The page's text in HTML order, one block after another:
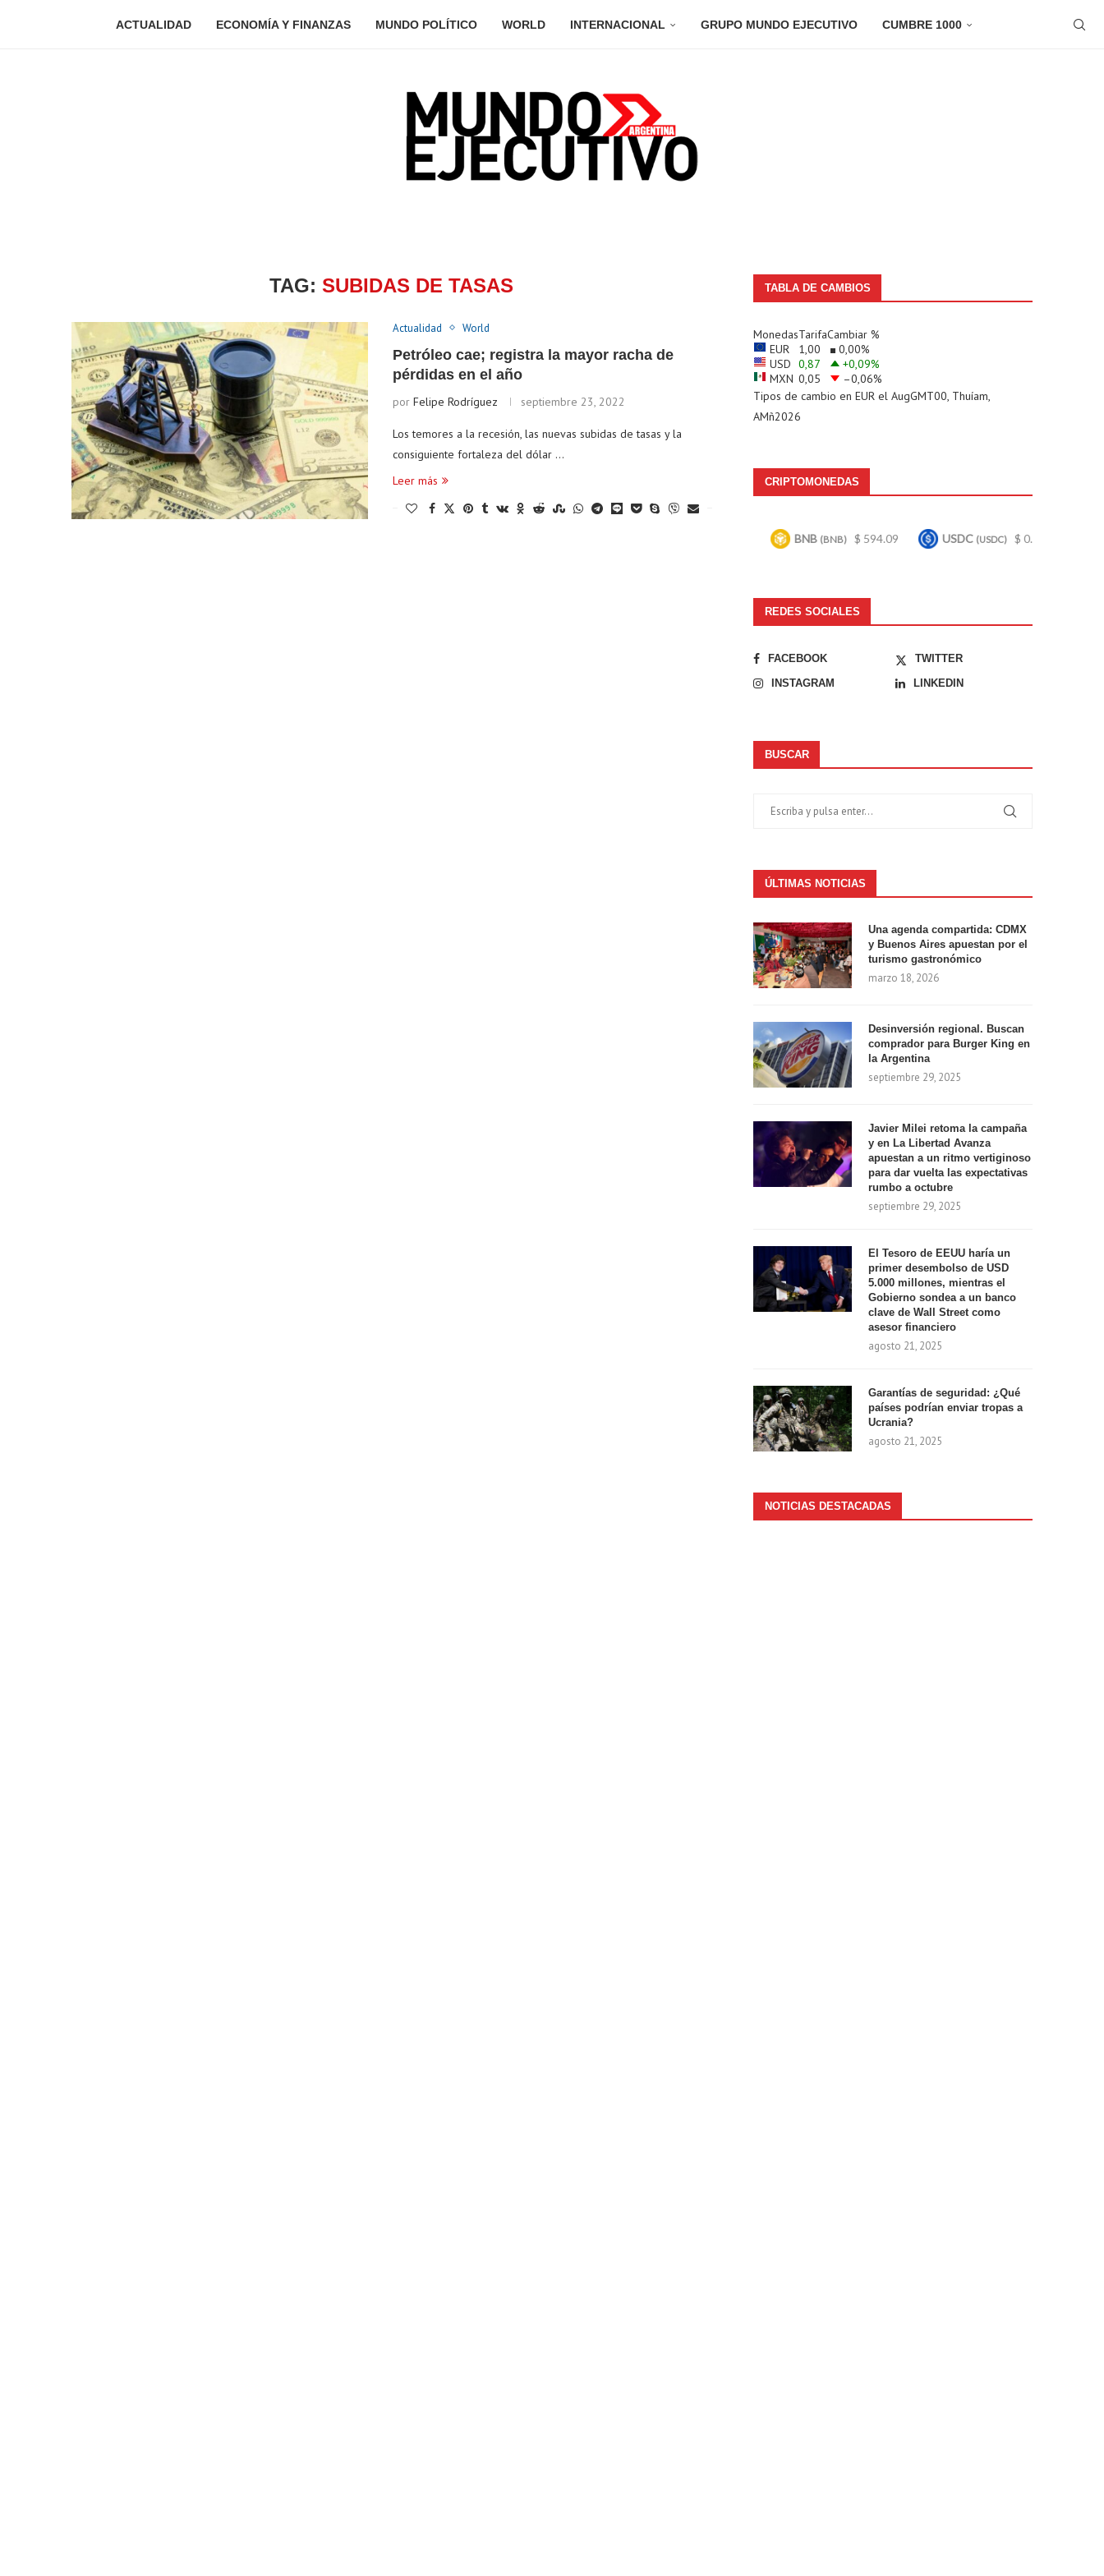
ACTUALIDAD ECONOMÍA Y FINANZAS MUNDO POLÍTICO WORLD INTERNACIONAL GRUPO MUNDO EJECUTIVO CUMBRE 1000
TAG:SUBIDAS DE TASAS
Actualidad World
Petróleo cae; registra la mayor racha de
pérdidas en el año
por Felipe Rodríguez septiembre 23, 2022
Los temores a la recesión, las nuevas subidas de tasas y la
consiguiente fortaleza del dólar …
Leer más
TABLA DE CAMBIOS
MonedasTarifaCambiar %
EUR
1,00 0,00%
USD 0,87 +0,09%
MXN 0,05 –0,06%
Tipos de cambio en EUR el AugGMT00, Thuíam,
AMñ2026
CRIPTOMONEDAS
(BNB) $ 594.09 USDC (USDC) $ 0.999431
REDES SOCIALES
FACEBOOK
TWITTER
INSTAGRAM
LINKEDIN
BUSCAR
ÚLTIMAS NOTICIAS
Una agenda compartida: CDMX
y Buenos Aires apuestan por el
turismo gastronómico
marzo 18, 2026
Desinversión regional. Buscan
comprador para Burger King en
la Argentina
septiembre 29, 2025
Javier Milei retoma la campaña
y en La Libertad Avanza
apuestan a un ritmo vertiginoso
para dar vuelta las expectativas
rumbo a octubre
septiembre 29, 2025
El Tesoro de EEUU haría un
primer desembolso de USD
5.000 millones, mientras el
Gobierno sondea a un banco
clave de Wall Street como
asesor financiero
agosto 21, 2025
Garantías de seguridad: ¿Qué
países podrían enviar tropas a
Ucrania?
agosto 21, 2025
NOTICIAS DESTACADAS